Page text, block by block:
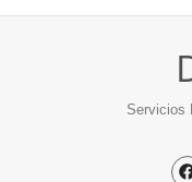
Servicios